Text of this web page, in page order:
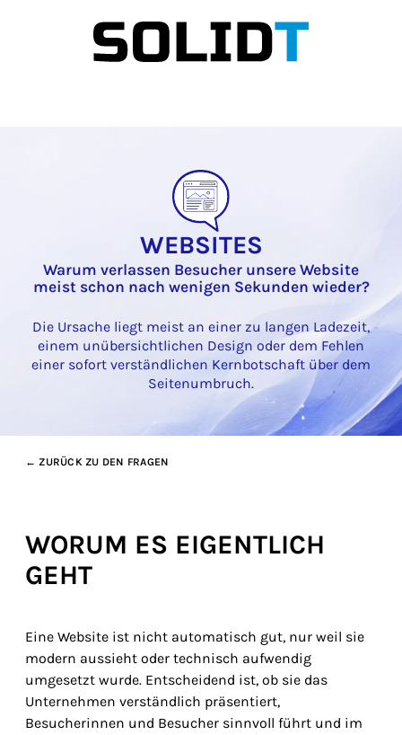
WEBSITES
Warum verlassen Besucher unsere Website
meist schon nach wenigen Sekunden wieder?
Die Ursache liegt meist an einer zu langen Ladezeit,
einem unübersichtlichen Design oder dem Fehlen
einer sofort verständlichen Kernbotschaft über dem
Seitenumbruch.
← ZURÜCK ZU DEN FRAGEN
WORUM ES EIGENTLICH
GEHT
Eine Website ist nicht automatisch gut, nur weil sie
modern aussieht oder technisch aufwendig
umgesetzt wurde. Entscheidend ist, ob sie das
Unternehmen verständlich präsentiert,
Besucherinnen und Besucher sinnvoll führt und im